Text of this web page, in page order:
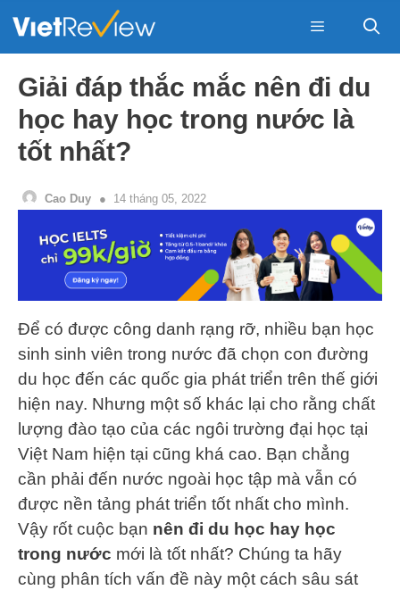
Menu
Giải đáp thắc mắc nên đi du
học hay học trong nước là
tốt nhất?
Cao Duy 14 tháng 05, 2022
Để có được công danh rạng rỡ, nhiều bạn học
sinh sinh viên trong nước đã chọn con đường
du học đến các quốc gia phát triển trên thế giới
hiện nay. Nhưng một số khác lại cho rằng chất
lượng đào tạo của các ngôi trường đại học tại
Việt Nam hiện tại cũng khá cao. Bạn chẳng
cần phải đến nước ngoài học tập mà vẫn có
được nền tảng phát triển tốt nhất cho mình.
Vậy rốt cuộc bạn nên đi du học hay học
trong nước mới là tốt nhất? Chúng ta hãy
cùng phân tích vấn đề này một cách sâu sát